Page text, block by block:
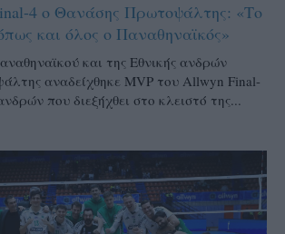
4 ο Θανάσης Πρωτοψάλτης: «Το
και όλος ο Παναθηναϊκός»
και της Εθνικής ανδρών
αναδείχθηκε MVP του Allwyn Final-
που διεξήχθει στο κλειστό της...